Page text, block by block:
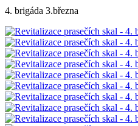
4. brigáda 3.března